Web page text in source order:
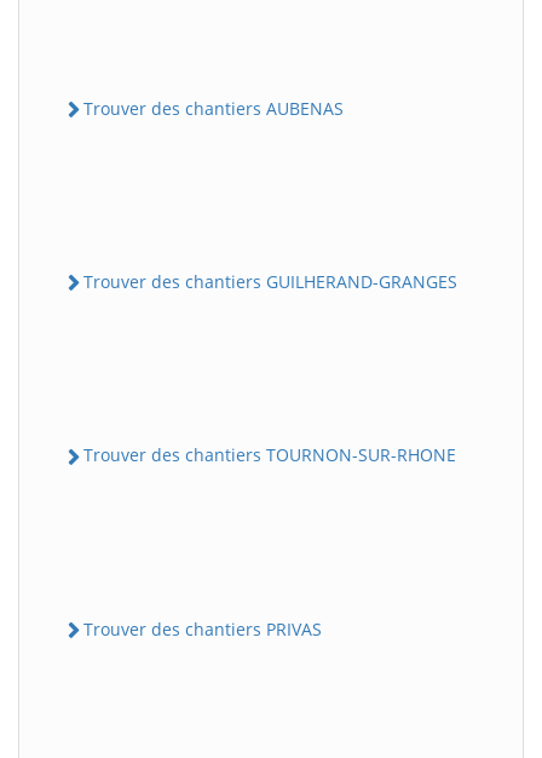
Trouver des chantiers AUBENAS
Trouver des chantiers GUILHERAND-GRANGES
Trouver des chantiers TOURNON-SUR-RHONE
Trouver des chantiers PRIVAS